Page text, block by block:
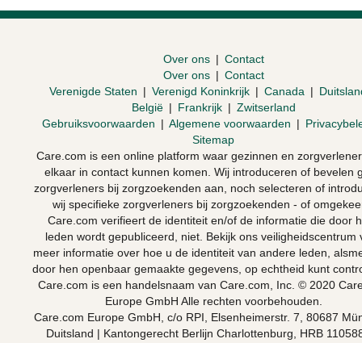
Over ons | Contact
Over ons | Contact
Verenigde Staten | Verenigd Koninkrijk | Canada |
België | Frankrijk | Zwitserland
Gebruiksvoorwaarden | Algemene voorwaarden |
Sitemap
Care.com is een online platform waar gezinnen en
elkaar in contact kunnen komen. Wij introduceren of bevelen
zorgverleners bij zorgzoekenden aan, noch selecteren of
wij specifieke zorgverleners bij zorgzoekenden - of
Care.com verifieert de identiteit en/of de informatie die door
leden wordt gepubliceerd, niet. Bekijk ons veiligheidscentrum
meer informatie over hoe u de identiteit van andere leden,
door hen openbaar gemaakte gegevens, op echtheid kunt
Care.com is een handelsnaam van Care.com, Inc. © 2020
Europe GmbH Alle rechten voorbehouden.
Care.com Europe GmbH, c/o RPI, Elsenheimerstr. 7, 80687
Duitsland | Kantongerecht Berlijn Charlottenburg, HRB